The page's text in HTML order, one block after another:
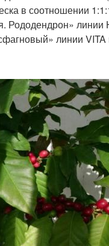
в соотношении
Рододендрон»
линии